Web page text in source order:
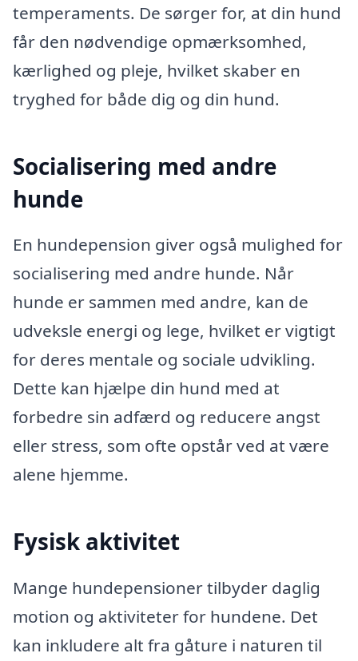
temperaments. De sørger for, at din hund
får den nødvendige opmærksomhed,
kærlighed og pleje, hvilket skaber en
tryghed for både dig og din hund.
Socialisering med andre
hunde
En hundepension giver også mulighed for
socialisering med andre hunde. Når
hunde er sammen med andre, kan de
udveksle energi og lege, hvilket er vigtigt
for deres mentale og sociale udvikling.
Dette kan hjælpe din hund med at
forbedre sin adfærd og reducere angst
eller stress, som ofte opstår ved at være
alene hjemme.
Fysisk aktivitet
Mange hundepensioner tilbyder daglig
motion og aktiviteter for hundene. Det
kan inkludere alt fra gåture i naturen til